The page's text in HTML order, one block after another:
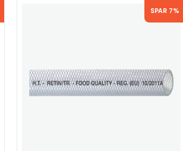
SPAR 7%